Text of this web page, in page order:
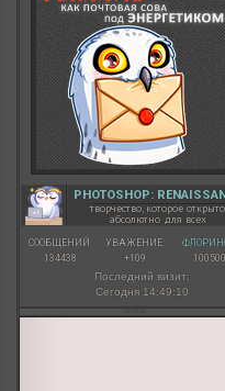
PHOTOSHOP:
творчество, которое открыто
абсолютно для всех
СООБЩЕНИЙ:
134438
УВАЖЕНИЕ:
+109
100500
Последний визит:
Сегодня 14:49:10